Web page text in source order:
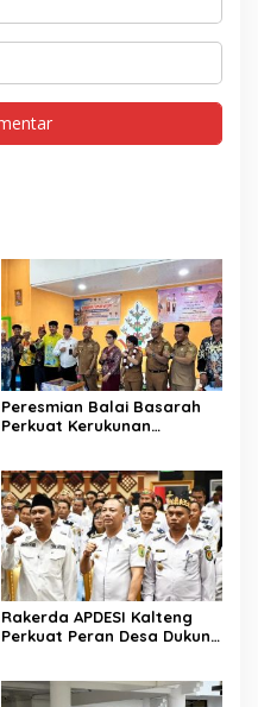
Peresmian Balai Basarah
Perkuat Kerukunan
Rakerda APDESI Kalteng
Perkuat Peran Desa Dukung